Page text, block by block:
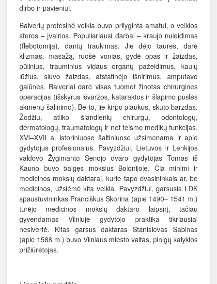
dirbo ir pavieniui.
Balverių profesinė veikla buvo prilyginta amatui, o veiklos
sferos – įvairios. Populiariausi darbai – kraujo nuleidimas
(flebotomija), dantų traukimas. Jie dėjo taures, darė
klizmas, masažą, ruošė vonias, gydė opas ir žaizdas,
pūlinius, trauminius vidaus organų pažeidimus, kaulų
lūžius, siuvo žaizdas, atstatinėjo išnirimus, amputavo
galūnes. Balveriai darė visas tuomet žinotas chirurgines
operacijas (išskyrus išvaržos, kataraktos ir šlapimo pūslės
akmenų šalinimo). Be to, jie kirpo plaukus, skuto barzdas.
Žodžiu, atliko šiandienių chirurgų, odontologų,
dermatologų, traumatologų ir net teismo medikų funkcijas.
XVI–XVII a. istoriniuose šaltiniuose užsimenama ir apie
gydytojus profesionalus. Pavyzdžiui, Lietuvos ir Lenkijos
valdovo Žygimanto Senojo dvaro gydytojas Tomas iš
Kauno buvo baigęs mokslus Bolonijoje. Čia minimi ir
medicinos mokslų daktarai, kurie tapo dvasininkais ar, be
medicinos, užsiėmė kita veikla. Pavyzdžiui, garsusis LDK
spaustuvininkas Pranciškus Skorina (apie 1490– 1541 m.)
turėjo medicinos mokslų daktaro laipsnį, tačiau
gyvendamas Vilniuje gydytojo praktika tikriausiai
nesivertė. Kitas garsus daktaras Stanislovas Sabinas
(apie 1588 m.) buvo Vilniaus miesto vaitas, pinigų kalyklos
prižiūrėtojas.